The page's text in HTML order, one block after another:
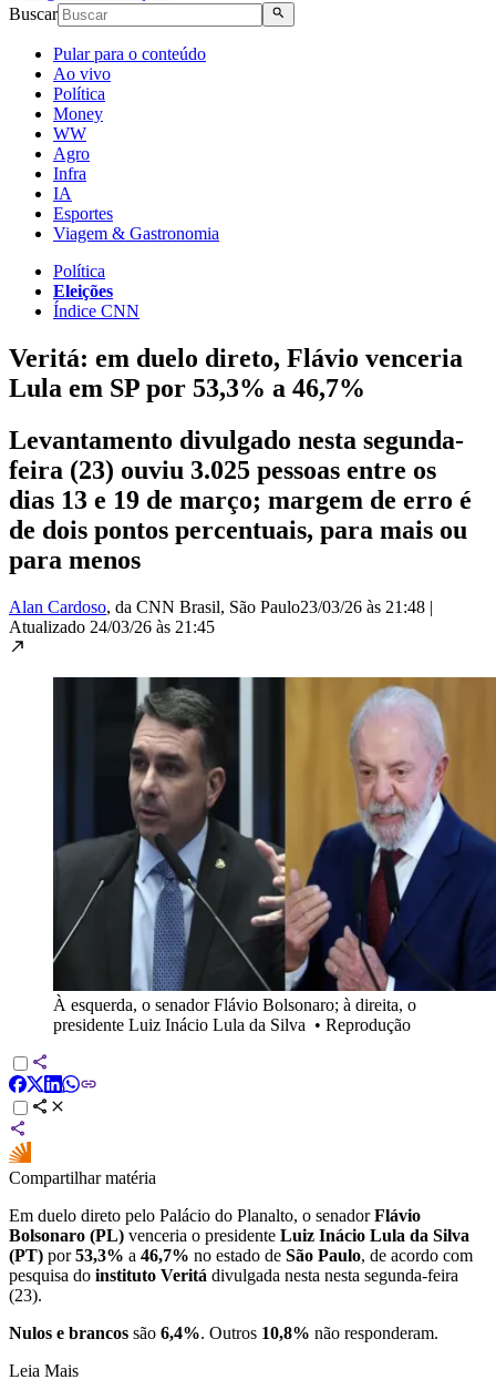
Buscar
Pular para o conteúdo
Ao vivo
Política
Money
WW
Agro
Infra
IA
Esportes
Viagem & Gastronomia
Política
Eleições
Índice CNN
Veritá: em duelo direto, Flávio venceria
Lula em SP por 53,3% a 46,7%
Levantamento divulgado nesta segunda-
feira (23) ouviu 3.025 pessoas entre os
dias 13 e 19 de março; margem de erro é
de dois pontos percentuais, para mais ou
para menos
Alan Cardoso, da CNN Brasil, São Paulo23/03/26 às 21:48 |
Atualizado 24/03/26 às 21:45
À esquerda, o senador Flávio Bolsonaro; à direita, o
presidente Luiz Inácio Lula da Silva • Reprodução
Compartilhar matéria
Em duelo direto pelo Palácio do Planalto, o senadorFlávio
Bolsonaro (PL) venceria o presidente Luiz Inácio Lula da Silva
(PT) por53,3% a 46,7% no estado de São Paulo, de acordo com
pesquisa do instituto Veritá divulgada nesta nesta segunda-feira
(23).
Nulos e brancos são 6,4%. Outros 10,8% não responderam.
Leia Mais